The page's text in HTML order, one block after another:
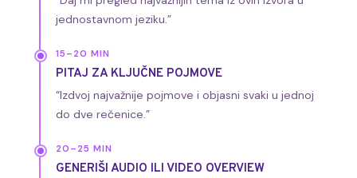
jednostavnom jeziku.”
15–20 MIN
PITAJ ZA KLJUČNE POJMOVE
“Izdvoj najvažnije pojmove i objasni svaki u jednoj
do dve rečenice.”
20–25 MIN
GENERIŠI AUDIO ILI VIDEO OVERVIEW